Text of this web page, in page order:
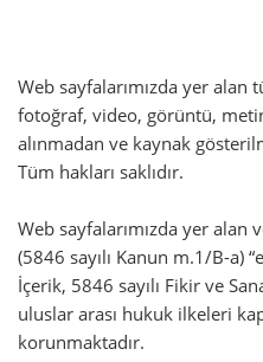
Web sayfalarımızda yer alan
fotoğraf, video, görüntü,
alınmadan ve kaynak
Tüm hakları saklıdır.
Web sayfalarımızda yer alan
(5846 sayılı Kanun m.1/B-a)
İçerik, 5846 sayılı Fikir ve
uluslar arası hukuk ilkeleri
korunmaktadır.